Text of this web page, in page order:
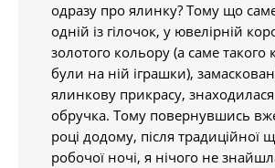
одразу про ялинку? Тому що
одній із гілочок, у ювелірній
золотого кольору (а саме такого
були на ній іграшки),
ялинкову прикрасу,
обручка. Тому повернувшись
році додому, після традиційної
робочої ночі, я нічого не